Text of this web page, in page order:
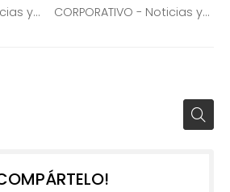
y
MARTELO VILLAR EN LA SEDE
CORPORATIVO - Noticias y